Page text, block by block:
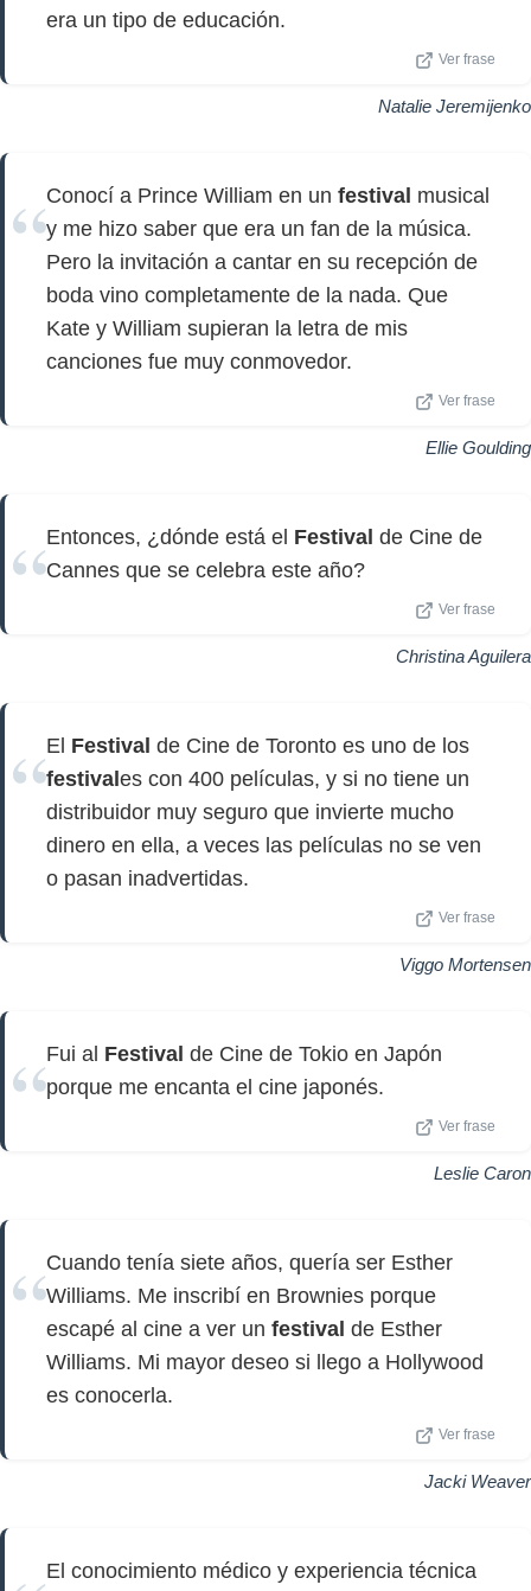
era un tipo de educación.
Ver frase
Natalie Jeremijenko
Conocí a Prince William en un festival musical
y me hizo saber que era un fan de la música.
Pero la invitación a cantar en su recepción de
boda vino completamente de la nada. Que
Kate y William supieran la letra de mis
canciones fue muy conmovedor.
Ver frase
Ellie Goulding
Entonces, ¿dónde está el Festival de Cine de
Cannes que se celebra este año?
Ver frase
Christina Aguilera
El Festival de Cine de Toronto es uno de los
festival es con 400 películas, y si no tiene un
distribuidor muy seguro que invierte mucho
dinero en ella, a veces las películas no se ven
o pasan inadvertidas.
Ver frase
Viggo Mortensen
Fui al Festival de Cine de Tokio en Japón
porque me encanta el cine japonés.
Ver frase
Leslie Caron
Cuando tenía siete años, quería ser Esther
Williams. Me inscribí en Brownies porque
escapé al cine a ver un festival de Esther
Williams. Mi mayor deseo si llego a Hollywood
es conocerla.
Ver frase
Jacki Weaver
El conocimiento médico y experiencia técnica